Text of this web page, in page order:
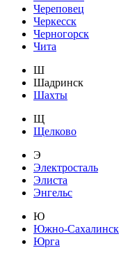
Череповец
Черкесск
Черногорск
Чита
Ш
Шадринск
Шахты
Щ
Щелково
Э
Электросталь
Элиста
Энгельс
Ю
Южно-Сахалинск
Юрга